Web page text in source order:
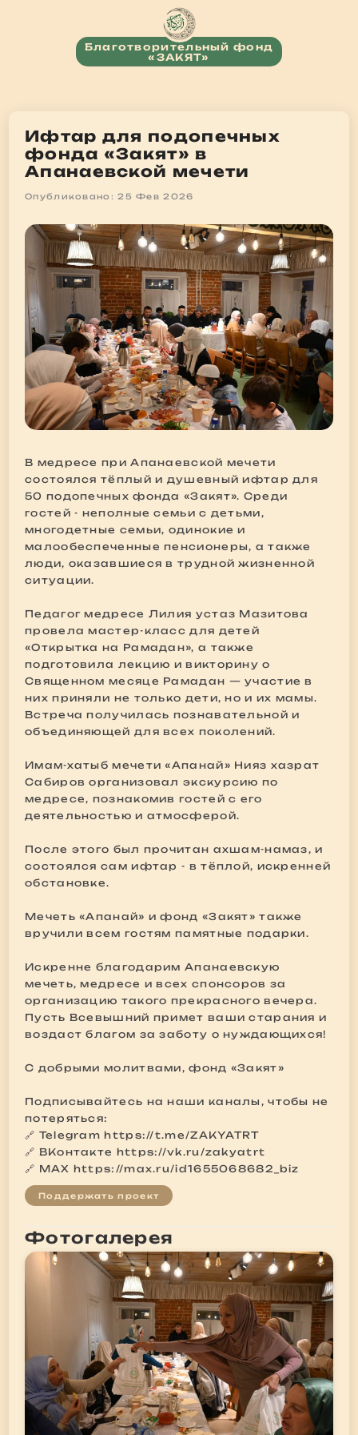
Благотворительный фонд
«ЗАКЯТ»
Ифтар для подопечных
фонда «Закят» в
Апанаевской мечети
Опубликовано: 25 Фев 2026
В медресе при Апанаевской мечети
состоялся тёплый и душевный ифтар для
50 подопечных фонда «Закят». Среди
гостей - неполные семьи с детьми,
многодетные семьи, одинокие и
малообеспеченные пенсионеры, а также
люди, оказавшиеся в трудной жизненной
ситуации.
Педагог медресе Лилия устаз Мазитова
провела мастер-класс для детей
«Открытка на Рамадан», а также
подготовила лекцию и викторину о
Священном месяце Рамадан — участие в
них приняли не только дети, но и их мамы.
Встреча получилась познавательной и
объединяющей для всех поколений.
Имам-хатыб мечети «Апанай» Нияз хазрат
Сабиров организовал экскурсию по
медресе, познакомив гостей с его
деятельностью и атмосферой.
После этого был прочитан ахшам-намаз, и
состоялся сам ифтар - в тёплой, искренней
обстановке.
Мечеть «Апанай» и фонд «Закят» также
вручили всем гостям памятные подарки.
Искренне благодарим Апанаевскую
мечеть, медресе и всех спонсоров за
организацию такого прекрасного вечера.
Пусть Всевышний примет ваши старания и
воздаст благом за заботу о нуждающихся!
С добрыми молитвами, фонд «Закят»
Подписывайтесь на наши каналы, чтобы не
потеряться:
🔗 Telegramhttps://t.me/ZAKYATRT
🔗 ВКонтакте https://vk.ru/zakyatrt
🔗 MAX https://max.ru/id1655068682_biz
Поддержать проект
Фотогалерея